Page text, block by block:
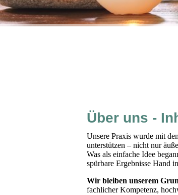
Über uns -
Unsere Praxis wurde mit
unterstützen – nicht nur
Was als einfache Idee
spürbare Ergebnisse Hand
Wir
fachlicher Kompetenz,